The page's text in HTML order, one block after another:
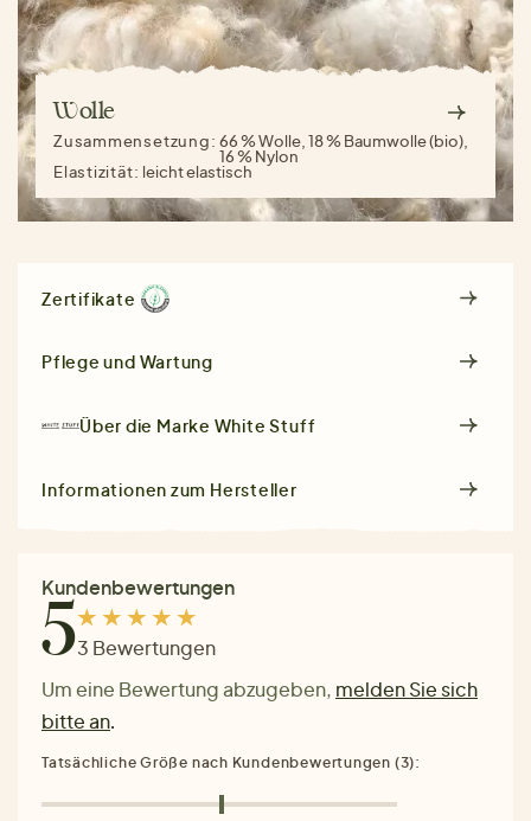
Wolle
Zusammensetzung:66 % Wolle, 18 % Baumwolle (bio),
16 % Nylon
Elastizität: leicht elastisch
Zertifikate
Pflege und Wartung
Über die Marke White Stuff
Informationen zum Hersteller
Kundenbewertungen
53 Bewertungen
Um eine Bewertung abzugeben, melden Sie sich
bitte an.
Tatsächliche Größe nach Kundenbewertungen (3):